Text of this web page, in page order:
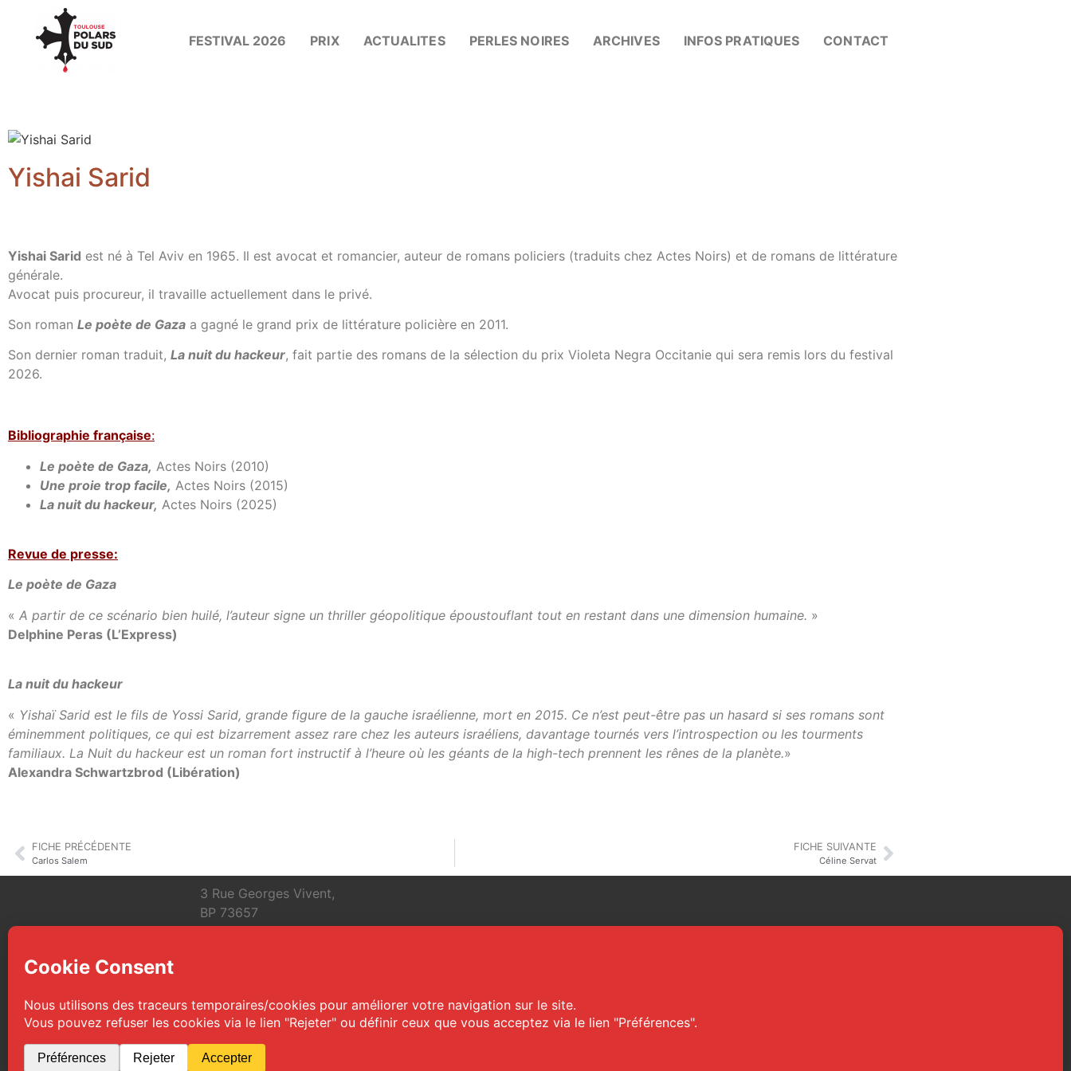
FESTIVAL 2026 PRIX ACTUALITES PERLES NOIRES ARCHIVES INFOS PRATIQUES CONTACT
Yishai Sarid
Yishai Sarid est né à Tel Aviv en 1965. Il est avocat et romancier, auteur de romans policiers (traduits chez Actes Noirs) et de romans de littérature
générale.
Avocat puis procureur, il travaille actuellement dans le privé.
Son roman Le poète de Gaza a gagné le grand prix de littérature policière en 2011.
Son dernier roman traduit, La nuit du hackeur, fait partie des romans de la sélection du prix Violeta Negra Occitanie qui sera remis lors du festival
2026.
Bibliographie française:
Le poète de Gaza, Actes Noirs (2010)
Une proie trop facile, Actes Noirs (2015)
La nuit du hackeur, Actes Noirs (2025)
Revue de presse:
Le poète de Gaza
« A partir de ce scénario bien huilé, l’auteur signe un thriller géopolitique époustouflant tout en restant dans une dimension humaine. »
Delphine Peras (L’Express)
La nuit du hackeur
« Yishaï Sarid est le fils de Yossi Sarid, grande figure de la gauche israélienne, mort en 2015. Ce n’est peut-être pas un hasard si ses romans sont
éminemment politiques, ce qui est bizarrement assez rare chez les auteurs israéliens, davantage tournés vers l’introspection ou les tourments
familiaux. La Nuit du hackeur est un roman fort instructif à l’heure où les géants de la high-tech prennent les rênes de la planète.»
Alexandra Schwartzbrod (Libération)
FICHE PRÉCÉDENTE
Carlos Salem
FICHE SUIVANTE
Céline Servat
3 Rue Georges Vivent,
BP 73657
Web Design : TPS |Mentions légales